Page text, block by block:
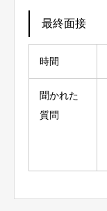
最終面接
時間
聞かれた
質問